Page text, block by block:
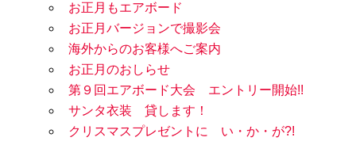
お正月もエアボード
お正月バージョンで撮影会
海外からのお客様へご案内
お正月のおしらせ
第９回エアボード大会 エントリー開始!!
サンタ衣装 貸します！
クリスマスプレゼントに い・か・が?!